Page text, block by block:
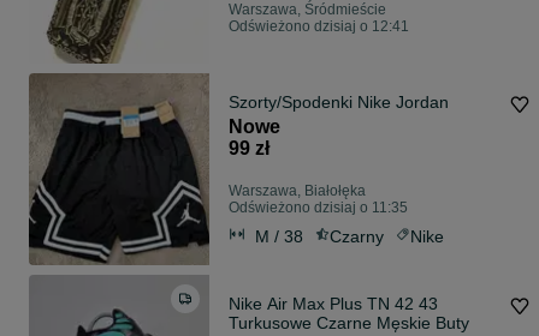
Warszawa, Śródmieście
Odświeżono dzisiaj o 12:41
Szorty/Spodenki Nike Jordan
Nowe
99 zł
Warszawa, Białołęka
Odświeżono dzisiaj o 11:35
M / 38 Czarny Nike
Nike Air Max Plus TN 42 43
Turkusowe Czarne Męskie Buty